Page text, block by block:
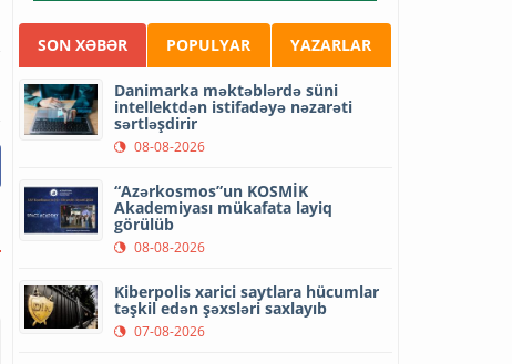
SON XƏBƏR POPULYAR YAZARLAR
Danimarka məktəblərdə süni
intellektdən istifadəyə nəzarəti
sərtləşdirir
08-08-2026
“Azərkosmos”un KOSMİK
Akademiyası mükafata layiq
görülüb
08-08-2026
Kiberpolis xarici saytlara hücumlar
təşkil edən şəxsləri saxlayıb
07-08-2026